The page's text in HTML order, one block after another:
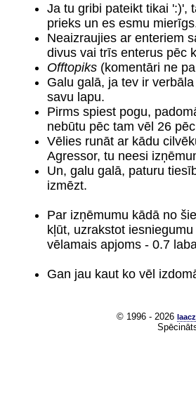
Ja tu gribi pateikt tikai ':)',
prieks un es esmu
Neaizraujies ar enteriem
divus vai trīs enterus pēc
Offtopiks (komentāri ne
Galu galā, ja tev ir
savu lapu.
Pirms spiest pogu,
nebūtu pēc tam vēl 26
Vēlies runāt ar kādu
Agressor, tu neesi
Un, galu galā, paturu
izmēzt.
Par izņēmumu kādā no
kļūt, uzrakstot
vēlamais apjoms - 0.7
Gan jau kaut ko vēl
© 1996 - 2026 laacz